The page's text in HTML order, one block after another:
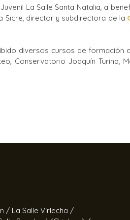
La Salle Santa Natalia, a
Sicre, director y subdirectora de la
diversos cursos de formación
Conservatorio Joaquín Turina,
/ La Salle Virlecha /